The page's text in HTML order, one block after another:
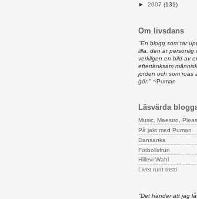
► 2007 (131)
Om livsdans
"En blogg som tar
lilla, den är personlig
verkligen en bild av
eftertänksam
jorden och som roas
gör." ~Puman
Läsvärda
Music, Maestro,
På jakt med Puman
Dansanka
Fotbollsfrun
Hillevi Wahl
Livet runt tretti
"Det händer att jag